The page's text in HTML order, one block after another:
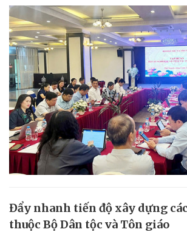
Đẩy nhanh tiến độ xây dựng
thuộc Bộ Dân tộc và Tôn giáo